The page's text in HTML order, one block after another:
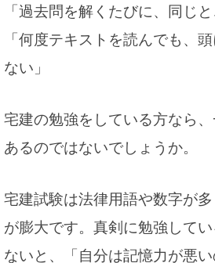
「過去問を解くたびに、同じ
「何度テキストを読んでも、
ない」
宅建の勉強をしている方なら
あるのではないでしょうか。
宅建試験は法律用語や数字が
が膨大です。真剣に勉強して
ないと、「自分は記憶力が悪